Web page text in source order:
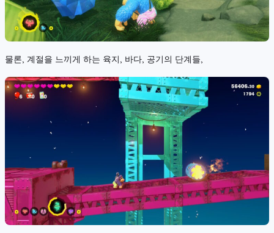
물론, 계절을 느끼게 하는 육지, 바다, 공기의 단계들,